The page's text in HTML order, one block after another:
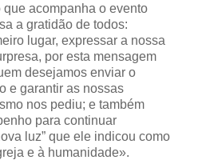
acompanha o evento
a gratidão de todos:
lugar, expressar a nossa
por esta mensagem
desejamos enviar o
e garantir as nossas
nos pediu; e também
para continuar
luz” que ele indicou como
e à humanidade».